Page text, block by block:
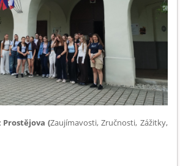
(Zaujímavosti, Zručnosti, Zážitky,